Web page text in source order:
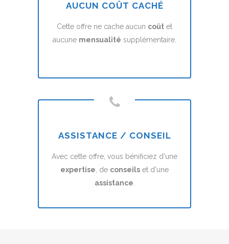
AUCUN COÛT CACHÉ
Cette offre ne cache aucun coût et
aucune mensualité supplémentaire.
ASSISTANCE / CONSEIL
Avec cette offre, vous bénificiez d'une
expertise, de conseils et d'une
assistance.